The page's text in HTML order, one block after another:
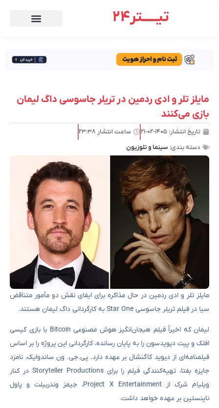
تیـــــتر24
مایلز تلر و ادی ردمین در تریلر جاسوسی داگ لیمان
بازی می‌کنند
تاریخ انتشار: ۱۴۰۵-۰۲-۲۱ ساعت انتشار ۲۳:۳۸
دسته بندی: سینما و تلوزیون
مایلز تلر و ادی ردمین در حال مذاکره برای ایفای نقش دو مأمور متناقض
سیا در فیلم تریلر جاسوسی Star One به کارگردانی داگ لیمان هستند.
لیمان که اخیراً فیلم هیجان‌انگیز هوش مصنوعی Bitcoin با بازی کیسی
افلک و پیت دیویدسون را به پایان رسانده، کارگردانی این پروژه را بر اساس
فیلمنامه‌ای از دیوید کاگنشال بر عهده دارد. پی.جی. ون ساندوایک، نامزد
جایزه بفتا، تهیه‌کنندگی فیلم را برای Storyteller Productions در کنار
ویلیام شرک از Project X Entertainment، جیمز وندربیلت و پاول
ناینستین بر عهده خواهد داشت.